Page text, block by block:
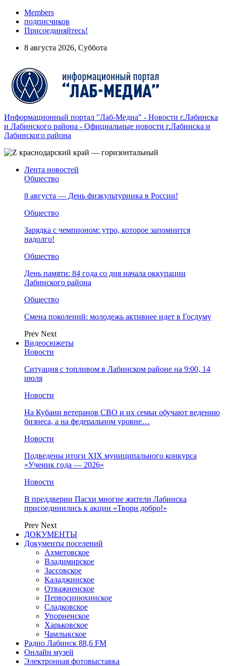
Members
подписчиков
Присоединяйтесь!
8 августа 2026, Суббота
Информационный портал "Лаб-Медиа" - Новости г.Лабинска
и Лабинского района - Официальные новости г.Лабинска и
Лабинского района
Лента новостей
Общество
8 августа — День физкультурника в России!
Общество
Зарядка с чемпионом: утро, которое запомнится
надолго!
Общество
День памяти: 84 года со дня начала оккупации
Лабинского района
Общество
Смена поколений: молодежь активнее идет в Госдуму
Prev Next
Видеосюжеты
Новости
Ситуация с топливом в Лабинском районе на 9:00, 14
июля
Новости
На Кубани ветеранов СВО и их семьи обучают ведению
бизнеса, а на федеральном уровне…
Новости
Подведены итоги XIX муниципального конкурса
«Ученик года — 2026»
Новости
В преддверии Пасхи многие жители Лабинска
присоединились к акции «Твори добро!»
Prev Next
ДОКУМЕНТЫ
Документы поселений
Ахметовское
Владимирское
Зассовское
Каладжинское
Отважненское
Первосинюхинское
Сладковское
Упорненское
Харьковское
Чамлыкское
Радио Лабинск 88,6 FM
Онлайн музей
Электронная фотовыставка